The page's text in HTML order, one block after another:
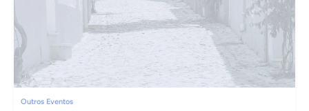
Outros Eventos